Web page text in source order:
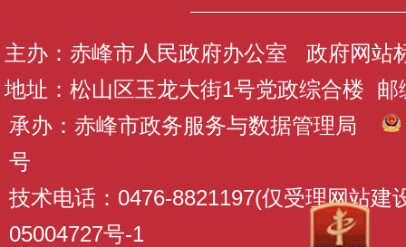
主办：赤峰市人民政府办公室 政府网站
地址：松山区玉龙大街1号党政综合楼 邮
承办：赤峰市政务服务与数据管理局
号
技术电话：0476-8821197(仅受理网站建
05004727号-1